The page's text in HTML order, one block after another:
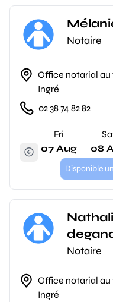
Notaire
Office notarial au
Ingré
02 38 74 82 82
Fri
07 Aug
08
Disponible
Notaire
Office notarial au
Ingré